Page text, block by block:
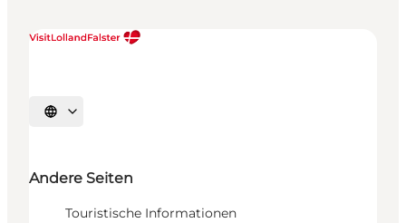
Sprache auswählen
Andere Seiten
Touristische Informationen